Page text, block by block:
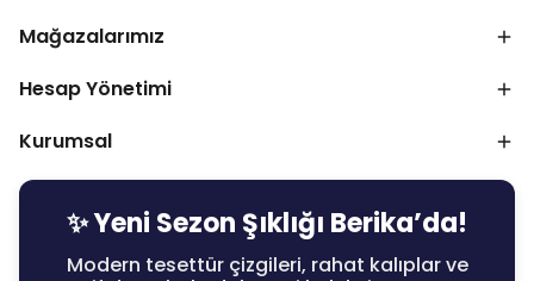
Mağazalarımız
Hesap Yönetimi
Kurumsal
✨ Yeni Sezon Şıklığı Berika’da!
Modern tesettür çizgileri, rahat kalıplar ve